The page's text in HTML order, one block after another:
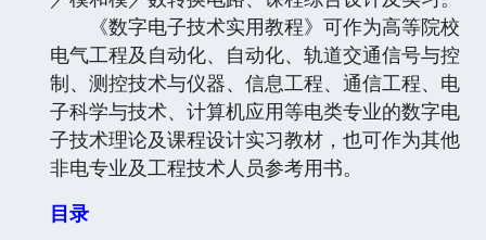
《数字电子技术实用教程》可作为高等院校
电气工程及自动化、自动化、轨道交通信号与控
制、测控技术与仪器、信息工程、通信工程、电
子科学与技术、计算机应用等电类专业的数字电
子技术理论及课程设计实习教材，也可作为其他
非电专业及工程技术人员参考用书。
目录